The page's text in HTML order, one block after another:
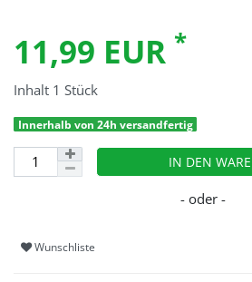
11,99 EUR *
Inhalt 1 Stück
Innerhalb von 24h versandfertig
IN DEN
Wunschliste